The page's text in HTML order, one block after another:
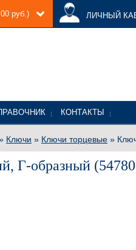
руб.) ЛИЧНЫЙ
КОНТАКТЫ
Ключи » Ключи торцевые »
Г-образный